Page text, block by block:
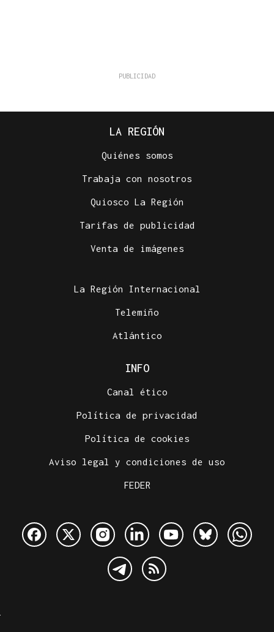
LA REGIÓN
Quiénes somos
Trabaja con nosotros
Quiosco La Región
Tarifas de publicidad
Venta de imágenes
La Región Internacional
Telemiño
Atlántico
INFO
Canal ético
Política de privacidad
Política de cookies
Aviso legal y condiciones de uso
FEDER